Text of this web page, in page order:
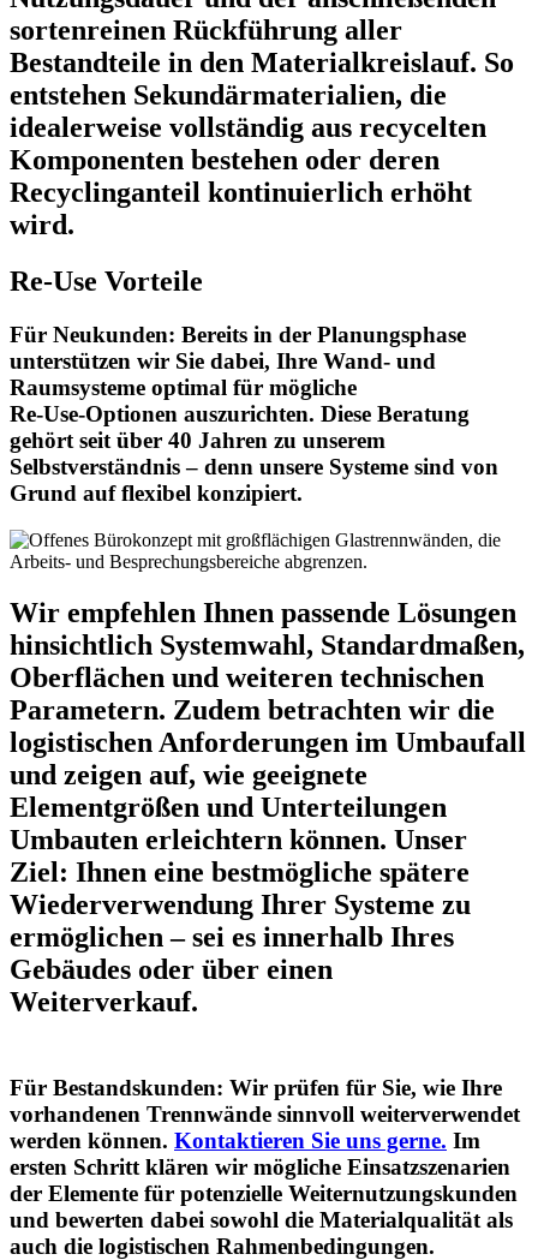
sortenreinen Rückführung aller
Bestandteile in den Materialkreislauf. So
entstehen Sekundärmaterialien, die
idealerweise vollständig aus recycelten
Komponenten bestehen oder deren
Recyclinganteil kontinuierlich erhöht
wird.
Re-Use Vorteile
Für Neukunden: Bereits in der Planungsphase
unterstützen wir Sie dabei, Ihre Wand- und
Raumsysteme optimal für mögliche
Re‑Use‑Optionen auszurichten. Diese Beratung
gehört seit über 40 Jahren zu unserem
Selbstverständnis – denn unsere Systeme sind von
Grund auf flexibel konzipiert.
Wir empfehlen Ihnen passende Lösungen
hinsichtlich Systemwahl, Standardmaßen,
Oberflächen und weiteren technischen
Parametern. Zudem betrachten wir die
logistischen Anforderungen im Umbaufall
und zeigen auf, wie geeignete
Elementgrößen und Unterteilungen
Umbauten erleichtern können. Unser
Ziel: Ihnen eine bestmögliche spätere
Wiederverwendung Ihrer Systeme zu
ermöglichen – sei es innerhalb Ihres
Gebäudes oder über einen
Weiterverkauf.
Für Bestandskunden: Wir prüfen für Sie, wie Ihre
vorhandenen Trennwände sinnvoll weiterverwendet
werden können. Kontaktieren Sie uns gerne. Im
ersten Schritt klären wir mögliche Einsatzszenarien
der Elemente für potenzielle Weiternutzungskunden
und bewerten dabei sowohl die Materialqualität als
auch die logistischen Rahmenbedingungen.